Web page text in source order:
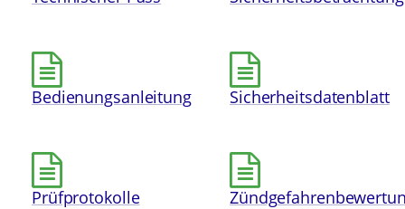
Bedienungsanleitung Sicherheitsdatenblatt
Prüfprotokolle